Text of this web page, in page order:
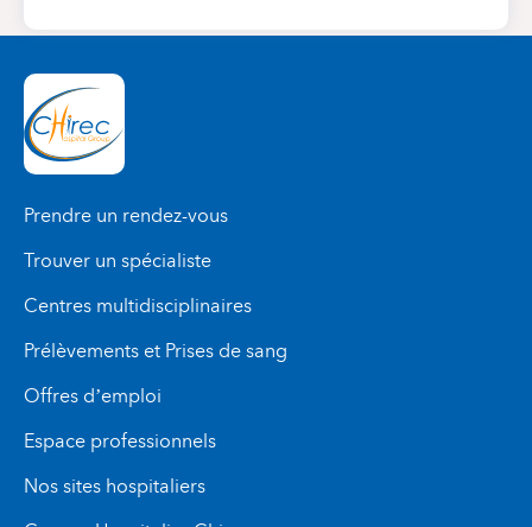
Prendre un rendez-vous
Trouver un spécialiste
Centres multidisciplinaires
Prélèvements et Prises de sang
Offres d’emploi
Espace professionnels
Nos sites hospitaliers